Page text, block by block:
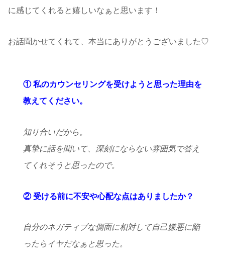
に感じてくれると嬉しいなぁと思います！
お話聞かせてくれて、本当にありがとうございました♡
① 私のカウンセリングを受けようと思った理由を
教えてください。
知り合いだから。
真摯に話を聞いて、深刻にならない雰囲気で答え
てくれそうと思ったので。
② 受ける前に不安や心配な点はありましたか？
自分のネガティブな側面に相対して自己嫌悪に陥
ったらイヤだなぁと思った。